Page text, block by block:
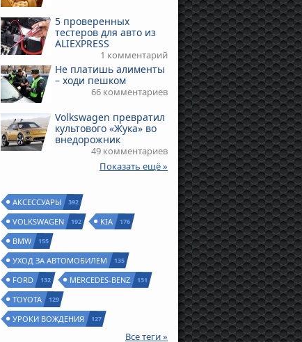
5 проверенных
тестеров для авто из
ALIEXPRESS
1 комментарий
Не платишь алименты
– ходи пешком
66 комментариев
Volkswagen превратил
культового «Жука» во
внедорожник
49 комментариев
Показать ещё »
АКСЕССУАРЫ 392
VOLKSWAGEN 192 KIA 176
BMW 155
УХОД ЗА АВТОМОБИЛЕМ 135
FORD 132 MERCEDES-BENZ 131
TOYOTA 129
УРОКИ ВОЖДЕНИЯ 127
Все теги »